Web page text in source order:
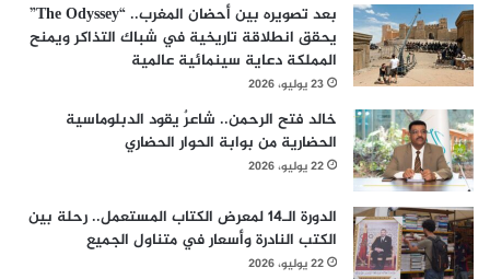
بعد تصويره بين أحضان المغرب.. “The Odyssey”
يحقق انطلاقة تاريخية في شباك التذاكر ويمنح
المملكة دعاية سينمائية عالمية
23 يوليو، 2026
خالد فتح الرحمن.. شاعرٌ يقود الدبلوماسية
الحضارية من بوابة الحوار الحضاري
22 يوليو، 2026
الدورة الـ14 لمعرض الكتاب المستعمل.. رحلة بين
الكتب النادرة وأسعار في متناول الجميع
22 يوليو، 2026